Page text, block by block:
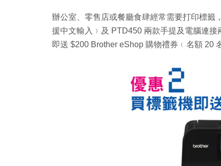
辦公室、零售店或餐廳食肆經常需要打印標籤
援中文輸入﹚及 PTD450 兩款手提及電腦連接
即送 $200 Brother eShop 購物禮券﹙名額 20